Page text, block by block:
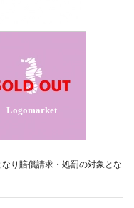
Logomarket
り賠償請求・処罰の対象とな